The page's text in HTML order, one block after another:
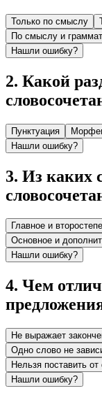
Только по смыслу
По смыслу и
Нашли ошибку?
2. Какой
Пунктуация
Нашли ошибку?
3. Из каких
Главное и
Основное и
Нашли ошибку?
4. Чем
Не выражает
Одно слово не
Нельзя поставить
Нашли ошибку?